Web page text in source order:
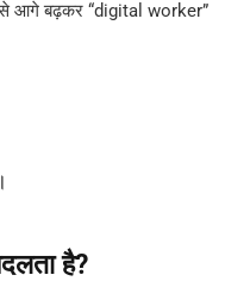
आगे बढ़कर “digital worker”
है?